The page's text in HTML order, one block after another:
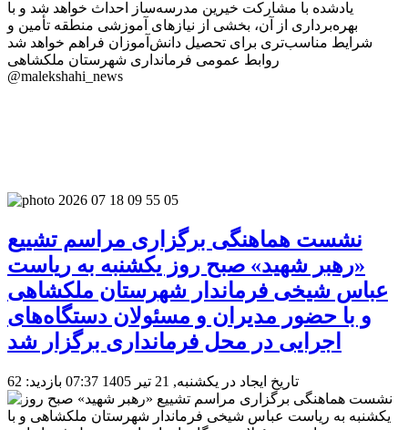
یادشده با مشارکت خیرین مدرسه‌ساز احداث خواهد شد و با
بهره‌برداری از آن، بخشی از نیازهای آموزشی منطقه تأمین و
شرایط مناسب‌تری برای تحصیل دانش‌آموزان فراهم خواهد شد
روابط عمومی فرمانداری شهرستان ملکشاهی
@malekshahi_news
نشست هماهنگی برگزاری مراسم تشییع
«رهبر شهید» صبح روز یکشنبه به ریاست
عباس شیخی فرماندار شهرستان ملکشاهی
و با حضور مدیران و مسئولان دستگاه‌های
اجرایی در محل فرمانداری برگزار شد
تاریخ ایجاد در یکشنبه, 21 تیر 1405 07:37 بازدید: 62